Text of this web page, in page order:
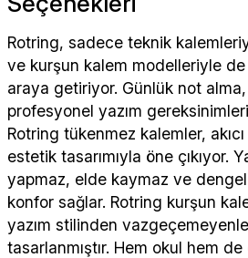
Rotring, sadece teknik
ve kurşun kalem modelleriyle
araya getiriyor. Günlük not
profesyonel yazım
Rotring tükenmez kalemler,
estetik tasarımıyla öne çıkıyor.
yapmaz, elde kaymaz ve dengeli
konfor sağlar. Rotring kurşun
yazım stilinden
tasarlanmıştır. Hem okul hem